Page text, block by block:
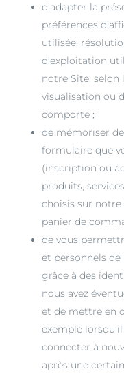
d’adapter la
préférences
utilisée,
d’exploitation
notre Site, selon
visualisation ou
comporte ;
de mémoriser
formulaire que
(inscription ou
produits,
choisis sur notre
panier de
de vous
et personnels
grâce à des
nous avez
et de mettre en
exemple
connecter à
après une